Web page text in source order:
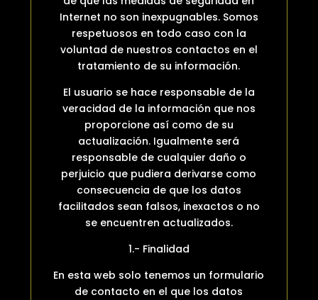
Internet no son inexpugnables. Somos
respetuosos en todo caso con la
voluntad de nuestros contactos en el
tratamiento de su información.
El usuario se hace responsable de la
veracidad de la información que nos
proporcione así como de su
actualización. Igualmente será
responsable de cualquier daño o
perjuicio que pudiera derivarse como
consecuencia de que los datos
facilitados sean falsos, inexactos o no
se encuentren actualizados.
1.- Finalidad
En esta web solo tenemos un formulario
de contacto en el que los datos